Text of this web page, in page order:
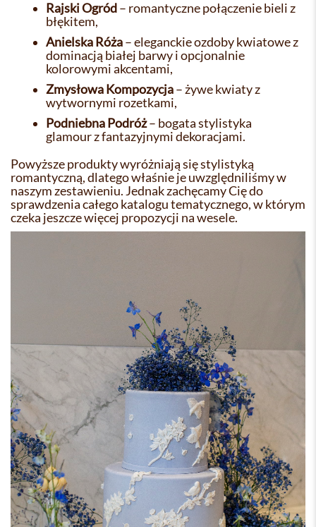
Rajski Ogród– romantyczne połączenie bieli z
błękitem,
Anielska Róża– eleganckie ozdoby kwiatowe z
dominacją białej barwy i opcjonalnie
kolorowymi akcentami,
Zmysłowa Kompozycja– żywe kwiaty z
wytwornymi rozetkami,
Podniebna Podróż– bogata stylistyka
glamour z fantazyjnymi dekoracjami.
Powyższe produkty wyróżniają się stylistyką
romantyczną, dlatego właśnie je uwzględniliśmy w
naszym zestawieniu. Jednak zachęcamy Cię do
sprawdzenia całego katalogu tematycznego, w którym
czeka jeszcze więcej propozycji na wesele.